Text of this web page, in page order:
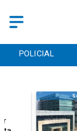
POLICIAL
Salud